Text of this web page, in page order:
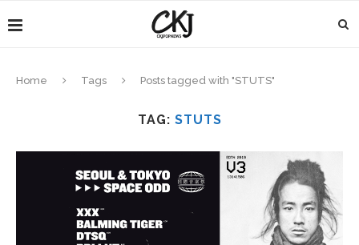
Home Tags Posts tagged with "STUTS"
TAG: STUTS